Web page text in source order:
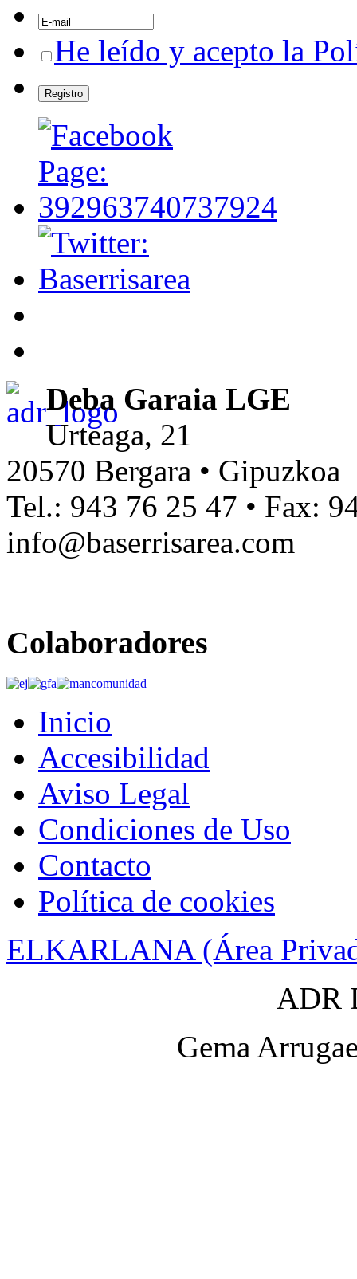
He leído y acepto la
Deba Garaia LGE
Urteaga, 21
20570 Bergara • Gipuzkoa
Tel.: 943 76 25 47 • Fax:
info@baserrisarea.com
Colaboradores
Inicio
Accesibilidad
Aviso Legal
Condiciones de Uso
Contacto
Política de cookies
ELKARLANA (Área
ADR
Gema